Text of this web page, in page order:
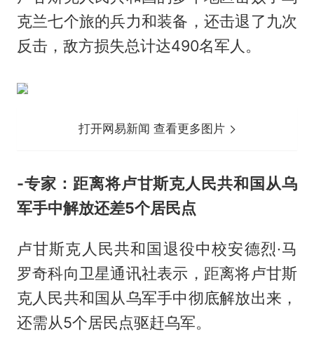
克兰七个旅的兵力和装备，还击退了九次
反击，敌方损失总计达490名军人。
打开网易新闻 查看更多图片
-专家：距离将卢甘斯克人民共和国从乌
军手中解放还差5个居民点
卢甘斯克人民共和国退役中校安德烈·马
罗奇科向卫星通讯社表示，距离将卢甘斯
克人民共和国从乌军手中彻底解放出来，
还需从5个居民点驱赶乌军。